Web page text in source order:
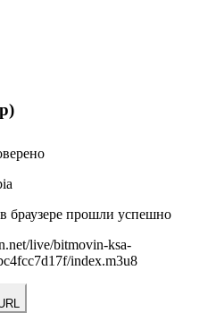
браузере прошли успешно
live/bitmovin-ksa-
index.m3u8